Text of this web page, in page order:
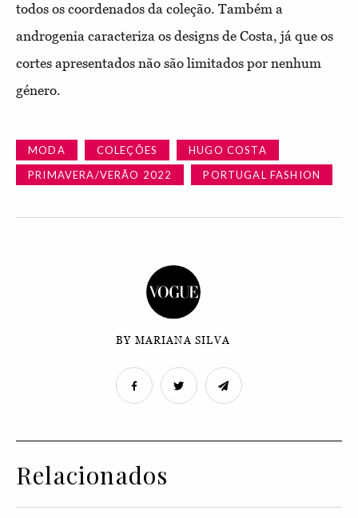
todos os coordenados da coleção. Também a
androgenia caracteriza os designs de Costa, já que os
cortes apresentados não são limitados por nenhum
género.
MODA COLEÇÕES
HUGO COSTA
PRIMAVERA/VERÃO 2022
PORTUGAL FASHION
BY MARIANA SILVA
Relacionados